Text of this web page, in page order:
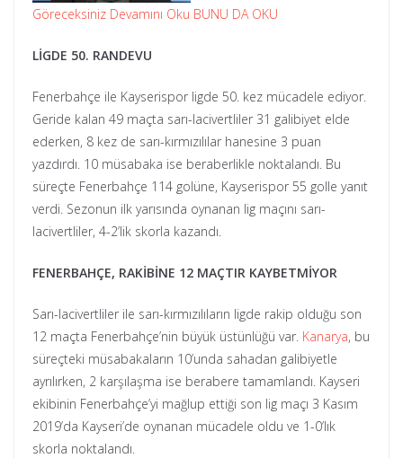
Göreceksiniz Devamını Oku BUNU DA OKU
LİGDE 50. RANDEVU
Fenerbahçe ile Kayserispor ligde 50. kez mücadele ediyor.
Geride kalan 49 maçta sarı-lacivertliler 31 galibiyet elde
ederken, 8 kez de sarı-kırmızılılar hanesine 3 puan
yazdırdı. 10 müsabaka ise beraberlikle noktalandı. Bu
süreçte Fenerbahçe 114 golüne, Kayserispor 55 golle yanıt
verdi. Sezonun ilk yarısında oynanan lig maçını sarı-
lacivertliler, 4-2’lik skorla kazandı.
FENERBAHÇE, RAKİBİNE 12 MAÇTIR KAYBETMİYOR
Sarı-lacivertliler ile sarı-kırmızılıların ligde rakip olduğu son
12 maçta Fenerbahçe’nin büyük üstünlüğü var. Kanarya, bu
süreçteki müsabakaların 10’unda sahadan galibiyetle
ayrılırken, 2 karşılaşma ise berabere tamamlandı. Kayseri
ekibinin Fenerbahçe’yi mağlup ettiği son lig maçı 3 Kasım
2019’da Kayseri’de oynanan mücadele oldu ve 1-0’lık
skorla noktalandı.